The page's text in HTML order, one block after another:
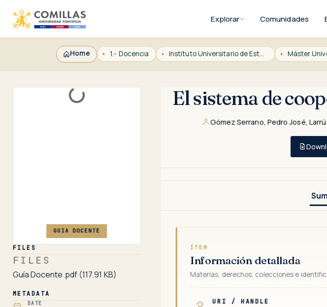
Explorar Comunidades
Home 1.- Docencia Instituto Universitario de Estudios sobre Migraciones
Loading...
GUIA DOCENTE
FILES
FILES
Guía Docente.pdf (117.91 KB)
METADATA
DATE
El sistema de
Gómez Serrano, Pedro José,
ÍTEM
Información detallada
Materias, derechos, colecciones e
URI / HANDLE